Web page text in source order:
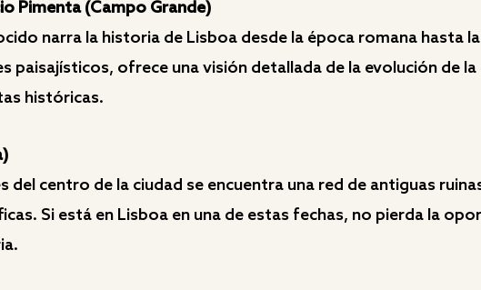
Pimenta (Campo Grande)
narra la historia de Lisboa desde la época romana hasta
paisajísticos, ofrece una visión detallada de la evolución de
históricas.
del centro de la ciudad se encuentra una red de antiguas
Si está en Lisboa en una de estas fechas, no pierda la